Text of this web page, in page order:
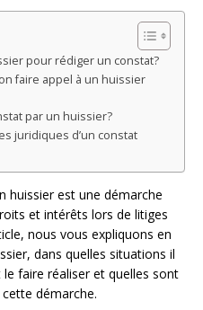
pour rédiger un constat?
faire appel à un huissier
par un huissier?
juridiques d’un constat
huissier est une démarche
et intérêts lors de litiges
nous vous expliquons en
dans quelles situations il
faire réaliser et quelles sont
démarche.